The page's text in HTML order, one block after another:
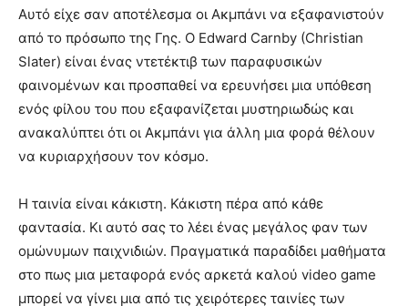
Αυτό είχε σαν αποτέλεσμα οι Ακμπάνι να εξαφανιστούν
από το πρόσωπο της Γης. Ο Edward Carnby (Christian
Slater) είναι ένας ντετέκτιβ των παραφυσικών
φαινομένων και προσπαθεί να ερευνήσει μια υπόθεση
ενός φίλου του που εξαφανίζεται μυστηριωδώς και
ανακαλύπτει ότι οι Ακμπάνι για άλλη μια φορά θέλουν
να κυριαρχήσουν τον κόσμο.
Η ταινία είναι κάκιστη. Κάκιστη πέρα από κάθε
φαντασία. Κι αυτό σας το λέει ένας μεγάλος φαν των
ομώνυμων παιχνιδιών. Πραγματικά παραδίδει μαθήματα
στο πως μια μεταφορά ενός αρκετά καλού video game
μπορεί να γίνει μια από τις χειρότερες ταινίες των